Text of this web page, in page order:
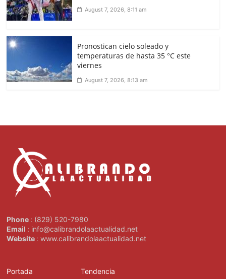
August 7, 2026, 8:11 am
Pronostican cielo soleado y
temperaturas de hasta 35 °C este
viernes
August 7, 2026, 8:13 am
Phone : (829) 520-7980
Email : info@calibrandolaactualidad.net
Website : www.calibrandolaactualidad.net
Portada Tendencia